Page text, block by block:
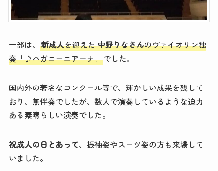
一部は、 新成人を迎えた中野りなさんのヴァイオリン独
奏「♪パガニーニアーナ」でした。
国内外の著名なコンクール等で、輝かしい成果を残して
おり、無伴奏でしたが、数人で演奏しているような迫力
ある素晴らしい演奏でした。
祝成人の日とあって、振袖姿やスーツ姿の方も来場して
いました。